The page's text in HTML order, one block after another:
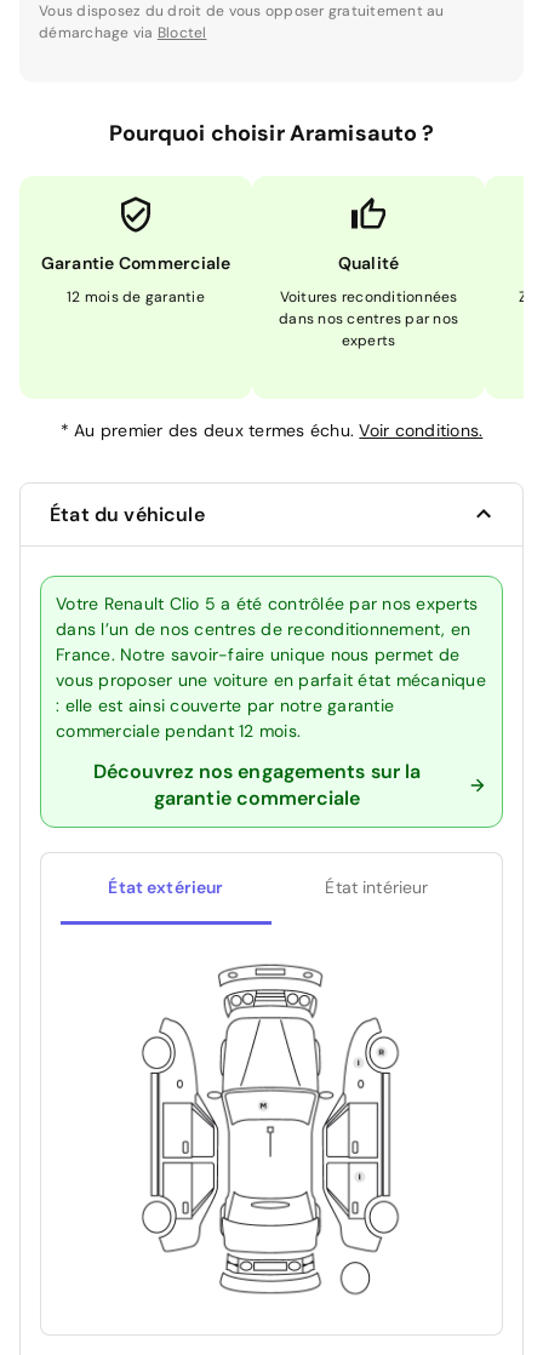
Vous disposez du droit de vous opposer gratuitement au
démarchage via Bloctel
Pourquoi choisir Aramisauto ?
Garantie Commerciale
12 mois de garantie
Qualité
Voitures reconditionnées
dans nos centres par nos
experts
*Au premier des deux termes échu.Voir conditions.
État du véhicule
Votre Renault Clio 5 a été contrôlée par nos experts
dans l’un de nos centres de reconditionnement, en
France. Notre savoir-faire unique nous permet de
vous proposer une voiture en parfait état mécanique
: elle est ainsi couverte par notre garantie
commerciale pendant 12 mois.
Découvrez nos engagements sur la
garantie commerciale
État extérieur État intérieur